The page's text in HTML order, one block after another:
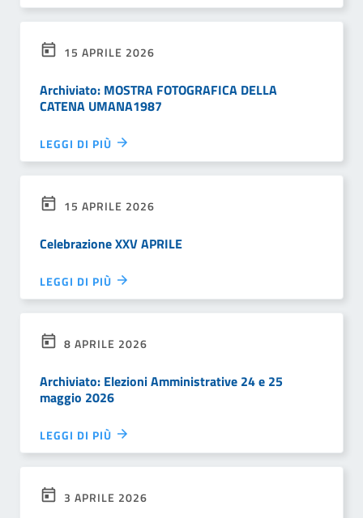
15 APRILE 2026
Archiviato: MOSTRA FOTOGRAFICA DELLA
CATENA UMANA1987
LEGGI DI PIÙ
15 APRILE 2026
Celebrazione XXV APRILE
LEGGI DI PIÙ
8 APRILE 2026
Archiviato: Elezioni Amministrative 24 e 25
maggio 2026
LEGGI DI PIÙ
3 APRILE 2026